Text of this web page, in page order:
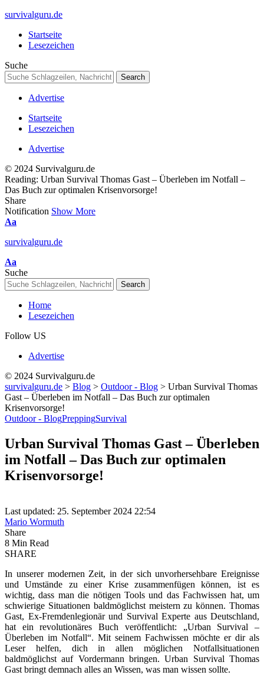
survivalguru.de
Startseite
Lesezeichen
Suche
Advertise
Startseite
Lesezeichen
Advertise
© 2024 Survivalguru.de
Reading: Urban Survival Thomas Gast – Überleben im Notfall –
Das Buch zur optimalen Krisenvorsorge!
Share
Notification Show More
Font
Aa
survivalguru.de
Font
Resizer
Aa
Suche
Home
Lesezeichen
Follow US
Advertise
© 2024 Survivalguru.de
survivalguru.de > Blog > Outdoor - Blog > Urban Survival Thomas
Gast – Überleben im Notfall – Das Buch zur optimalen
Krisenvorsorge!
Outdoor - BlogPreppingSurvival
Urban Survival Thomas Gast – Überleben
im Notfall – Das Buch zur optimalen
Krisenvorsorge!
Last updated: 25. September 2024 22:54
Mario Wormuth
Share
8 Min Read
SHARE
In unserer modernen Zeit, in der sich unvorhersehbare Ereignisse
und Umstände zu einer Krise zusammenfügen können, ist es
wichtig, dass man die nötigen Tools und das Fachwissen hat, um
schwierige Situationen baldmöglichst meistern zu können. Thomas
Gast, Ex-Fremdenlegionär und Survival Experte aus Deutschland,
hat ein revolutionäres Buch veröffentlicht: „Urban Survival –
Überleben im Notfall“. Mit seinem Fachwissen möchte er dir als
Leser helfen, dich in allen möglichen Notfallsituationen
baldmöglichst auf Vordermann bringen. Urban Survival Thomas
Gast bringt demnach alles an Wissen, was man wissen sollte.